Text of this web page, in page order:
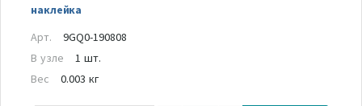
наклейка
Арт.
9GQ0-190808
В узле
1 шт.
Вес
0.003 кг